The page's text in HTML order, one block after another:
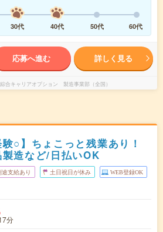
30代 40代 50代 60代
応募へ進む 詳しく見る
合キャリアオプション 製造事業部（全国）
験○】ちょこっと残業あり！
造など/日払いOK
途支給あり 土日祝日が休み WEB登録OK
分